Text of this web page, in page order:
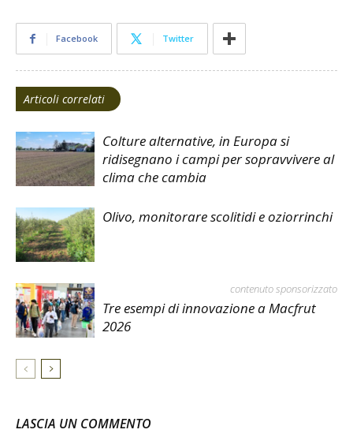
Facebook Twitter
Articoli correlati
Colture alternative, in Europa si
ridisegnano i campi per sopravvivere al
clima che cambia
Olivo, monitorare scolitidi e oziorrinchi
contenuto sponsorizzato
Tre esempi di innovazione a Macfrut
2026
LASCIA UN COMMENTO